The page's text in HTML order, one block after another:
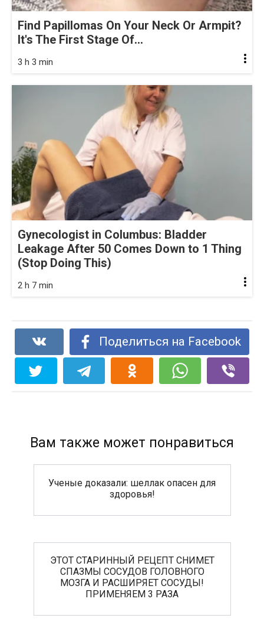
Find Papillomas On Your Neck Or Armpit?
It's The First Stage Of...
3 h 3 min
Gynecologist in Columbus: Bladder
Leakage After 50 Comes Down to 1 Thing
(Stop Doing This)
2 h 7 min
Поделиться на Facebook
Вам также может понравиться
Ученые доказали: шеллак опасен для
здоровья!
ЭТОТ СТАРИННЫЙ РЕЦЕПТ СНИМЕТ
СПАЗМЫ СОСУДОВ ГОЛОВНОГО
МОЗГА И РАСШИРЯЕТ СОСУДЫ!
ПРИМЕНЯЕМ 3 РАЗА